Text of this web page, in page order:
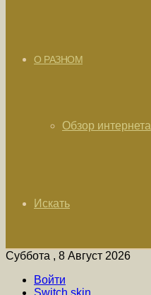
О РАЗНОМ
Обзор интернета
Искать
Суббота , 8 Август 2026
Войти
Switch skin